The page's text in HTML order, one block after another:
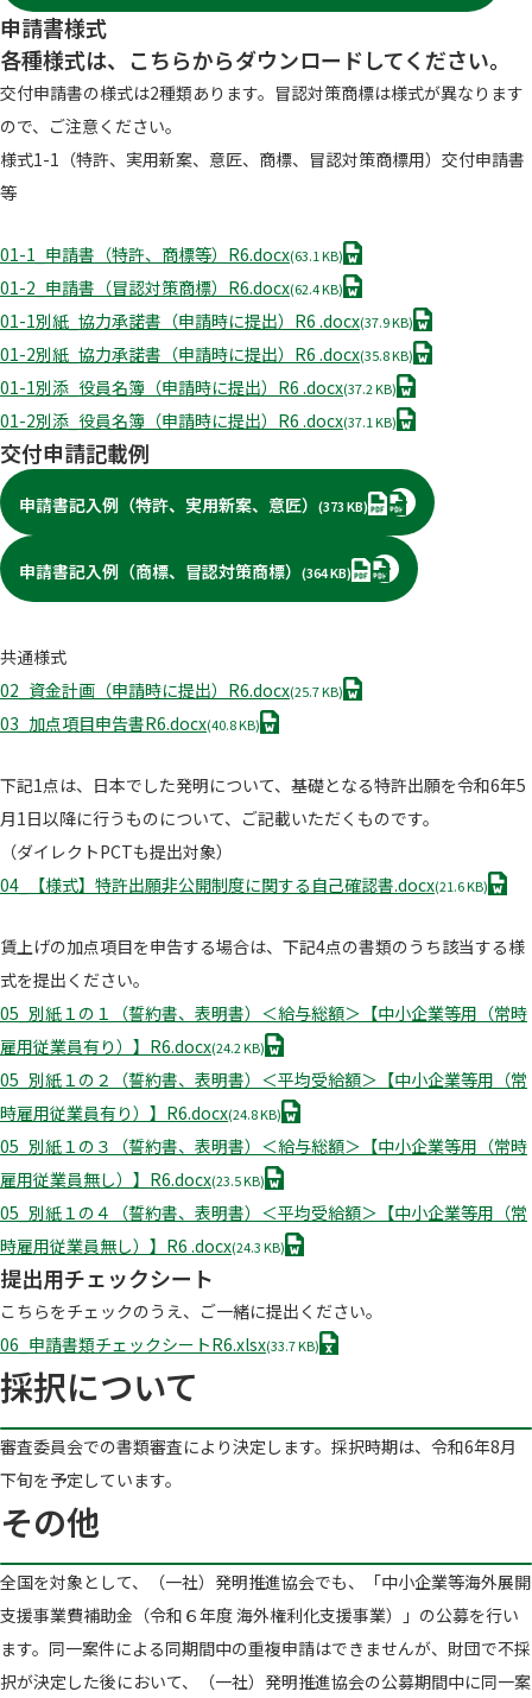
申請書様式
各種様式は、こちらからダウンロードしてください。
交付申請書の様式は2種類あります。冒認対策商標は様式が異なります
ので、ご注意ください。
様式1-1（特許、実用新案、意匠、商標、冒認対策商標用）交付申請書
等
01-1_申請書（特許、商標等）R6.docx(63.1 KB)D
O
C
X
01-2_申請書（冒認対策商標）R6.docx(62.4 KB)D
C
X
01-1別紙_協力承諾書（申請時に提出）R6 .docx(37.9 KB)D
O
C
X
01-2別紙_協力承諾書（申請時に提出）R6 .docx(35.8 KB)D
O
C
X
01-1別添_役員名簿（申請時に提出）R6 .docx(37.2 KB)D
O
C
01-2別添_役員名簿（申請時に提出）R6 .docx(37.1 KB)D
C
X
交付申請記載例
申請書記入例（特許、実用新案、意匠） (373 KB) PDF
申請書記入例（商標、冒認対策商標） (364 KB) PDF
共通様式
02_資金計画（申請時に提出）R6.docx(25.7 KB)D
03_加点項目申告書R6.docx(40.8 KB)D
下記1点は、日本でした発明について、基礎となる特許出願を令和6年5
月1日以降に行うものについて、ご記載いただくものです。
（ダイレクトPCTも提出対象）
04_【様式】特許出願非公開制度に関する自己確認書.docx(21.6 KB)D
賃上げの加点項目を申告する場合は、下記4点の書類のうち該当する様
式を提出ください。
05_別紙１の１（誓約書、表明書）＜給与総額＞【中小企業等用（常時
雇用従業員有り）】R6.docx(24.2 KB)D
C
X
05_別紙１の２（誓約書、表明書）＜平均受給額＞【中小企業等用（常
時雇用従業員有り）】R6.docx(24.8 KB)D
C
X
05_別紙１の３（誓約書、表明書）＜給与総額＞【中小企業等用（常時
雇用従業員無し）】R6.docx(23.5 KB)D
C
X
05_別紙１の４（誓約書、表明書）＜平均受給額＞【中小企業等用（常
時雇用従業員無し）】R6 .docx(24.3 KB)D
X
提出用チェックシート
こちらをチェックのうえ、ご一緒に提出ください。
06_申請書類チェックシートR6.xlsx(33.7 KB)X
採択について
審査委員会での書類審査により決定します。採択時期は、令和6年8月
下旬を予定しています。
その他
全国を対象として、（一社）発明推進協会でも、「中小企業等海外展開
支援事業費補助金（令和６年度 海外権利化支援事業）」の公募を行い
ます。同一案件による同期間中の重複申請はできませんが、財団で不採
択が決定した後において、（一社）発明推進協会の公募期間中に同一案